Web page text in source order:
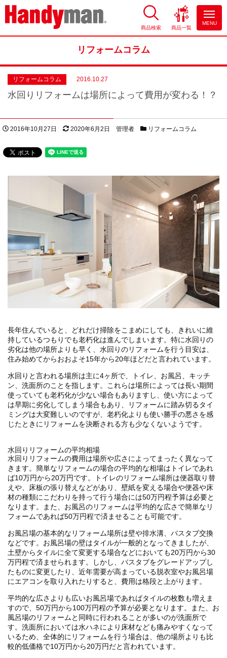
お風呂やキッチンのリフォーム
商品検索 商品一覧
MENU
リフォームコラム
リフォームコラム 2016.10.27
水回りリフォームは場所によって費用が変わる！？
投稿日
2016年10月27日 更新日
2020年6月2日 著者
管理者 カテゴリー
リフォームコラム
長年住んでいると、どれだけ掃除をこまめにしても、きれいに維
持しているつもりでも老朽化は進んでしまいます。特に水回りの
劣化は他の場所よりも早く、水回りのリフォームを行う目安は、
住み始めてからおおよそ15年から20年ほどだと言われています。
水回りと言われる場所は主に4ヶ所で、トイレ、お風呂、キッチ
ン、洗面所のことを指します。これらは場所によっては長い期間
使っていても老朽化が少ない場合もありますし、使い方によって
は早期に劣化してしまう場合もあり、リフォームに踏み切るタイ
ミングは大変難しいのですが、老朽化よりも使い勝手の悪さを感
じたときにリフォームを決断される方も少なくないようです。
水回りリフォームの平均相場
水回りリフォームの費用は場所や広さによってまったく異なって
きます。簡単なリフォームの場合の平均的な相場はトイレであれ
ば10万円から20万円です。トイレのリフォーム場所は便器取り替
えや、床板の張り替えなどがあり、壁紙を変える場合や便器や床
材の種類にこだわりを持って行う場合には50万円程予算は必要と
なります。また、お風呂のリフォームは平均的な広さで簡単なリ
フォームであれば50万円程で済ませることも可能です。
お風呂場の基本的なリフォーム場所は壁や排水溝、バスタブ交換
などです。お風呂場の壁はタイルが一般的となってきましたが、
土壁からタイルに全て変更する場合などにおいても20万円から30
万円程で済ませられます。しかし、バスタブをグレードアップし
たものに変更したり、近年需要が高まっている脱衣室やお風呂場
にエアコンを取り入れたりすると、費用は格段と上がります。
平均的な広さよりも広いお風呂場であればタイルの枚数も増えま
すので、50万円から100万円程の予算が必要となります。また、お
風呂場のリフォームと同時に行われることが多いのが洗面所で
す。洗面所においては水ハネにより床材なども痛みやすくなって
いるため、全体的にリフォームを行う場合は、他の場所よりも比
較的低価格で10万円から20万円だと言われています。